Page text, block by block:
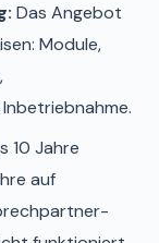
Das Angebot
Module,
10 Jahre
auf